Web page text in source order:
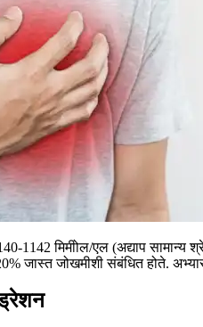
1142 मिमीोल/एल (अद्याप सामान्य
जास्त जोखमीशी संबंधित होते.